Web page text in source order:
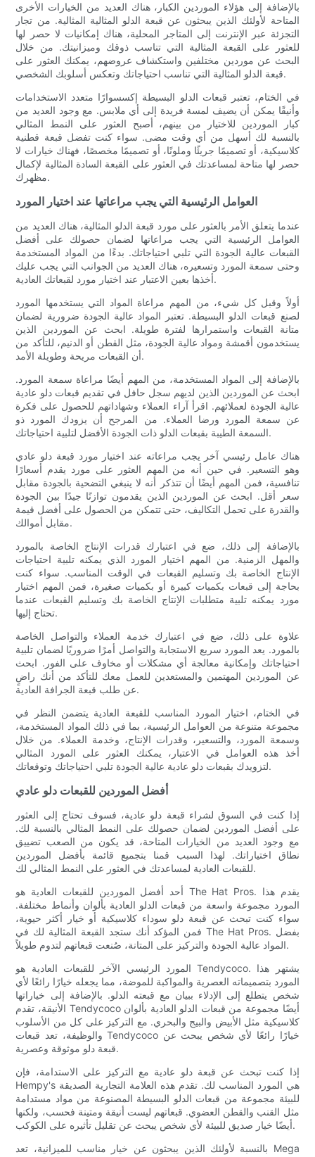
بالإضافة إلى هؤلاء الموردين الكبار، هناك العديد من الخيارات الأخرى
المتاحة لأولئك الذين يبحثون عن قبعة الدلو المثالية المثالية. من تجار
التجزئة عبر الإنترنت إلى المتاجر المحلية، هناك إمكانيات لا حصر لها
للعثور على القبعة المثالية التي تناسب ذوقك وميزانيتك. من خلال
البحث عن موردين مختلفين واستكشاف عروضهم، يمكنك العثور على
قبعة الدلو المثالية التي تناسب احتياجاتك وتعكس أسلوبك الشخصي.
في الختام، تعتبر قبعات الدلو البسيطة إكسسوارًا متعدد الاستخدامات
وأنيقًا يمكن أن يضيف لمسة فريدة إلى أي ملابس. مع وجود العديد من
كبار الموردين للاختيار من بينهم، أصبح العثور على النمط المثالي
بالنسبة لك أسهل من أي وقت مضى. سواء كنت تفضل قبعة قطنية
كلاسيكية، أو تصميمًا جريئًا وملونًا، أو تصميمًا مخصصًا، فهناك خيارات لا
حصر لها متاحة لمساعدتك في العثور على القبعة السادة المثالية لإكمال
مظهرك.
العوامل الرئيسية التي يجب مراعاتها عند اختيار المورد
عندما يتعلق الأمر بالعثور على مورد قبعة الدلو المثالية، هناك العديد من
العوامل الرئيسية التي يجب مراعاتها لضمان حصولك على أفضل
القبعات عالية الجودة التي تلبي احتياجاتك. بدءًا من المواد المستخدمة
وحتى سمعة المورد وتسعيره، هناك العديد من الجوانب التي يجب عليك
أخذها بعين الاعتبار عند اختيار مورد لقبعاتك العادية.
أولاً وقبل كل شيء، من المهم مراعاة المواد التي يستخدمها المورد
لصنع قبعات الدلو البسيطة. تعتبر المواد عالية الجودة ضرورية لضمان
متانة القبعات واستمرارها لفترة طويلة. ابحث عن الموردين الذين
يستخدمون أقمشة ومواد عالية الجودة، مثل القطن أو الدنيم، للتأكد من
أن القبعات مريحة وطويلة الأمد.
بالإضافة إلى المواد المستخدمة، من المهم أيضًا مراعاة سمعة المورد.
ابحث عن الموردين الذين لديهم سجل حافل في تقديم قبعات دلو عادية
عالية الجودة لعملائهم. اقرأ آراء العملاء وشهاداتهم للحصول على فكرة
عن سمعة المورد ورضا العملاء. من المرجح أن يزودك المورد ذو
السمعة الطيبة بقبعات الدلو ذات الجودة الأفضل لتلبية احتياجاتك.
هناك عامل رئيسي آخر يجب مراعاته عند اختيار مورد قبعة دلو عادي
وهو التسعير. في حين أنه من المهم العثور على مورد يقدم أسعارًا
تنافسية، فمن المهم أيضًا أن تتذكر أنه لا ينبغي التضحية بالجودة مقابل
سعر أقل. ابحث عن الموردين الذين يقدمون توازنًا جيدًا بين الجودة
والقدرة على تحمل التكاليف، حتى تتمكن من الحصول على أفضل قيمة
مقابل أموالك.
بالإضافة إلى ذلك، ضع في اعتبارك قدرات الإنتاج الخاصة بالمورد
والمهل الزمنية. من المهم اختيار المورد الذي يمكنه تلبية احتياجات
الإنتاج الخاصة بك وتسليم القبعات في الوقت المناسب. سواء كنت
بحاجة إلى قبعات بكميات كبيرة أو بكميات صغيرة، فمن المهم اختيار
مورد يمكنه تلبية متطلبات الإنتاج الخاصة بك وتسليم القبعات عندما
تحتاج إليها.
علاوة على ذلك، ضع في اعتبارك خدمة العملاء والتواصل الخاصة
بالمورد. يعد المورد سريع الاستجابة والتواصل أمرًا ضروريًا لضمان تلبية
احتياجاتك وإمكانية معالجة أي مشكلات أو مخاوف على الفور. ابحث
عن الموردين المهتمين والمستعدين للعمل معك للتأكد من أنك راضٍ
عن طلب قبعة الجرافة العادية.
في الختام، اختيار المورد المناسب للقبعة العادية يتضمن النظر في
مجموعة متنوعة من العوامل الرئيسية، بما في ذلك المواد المستخدمة،
وسمعة المورد، والتسعير، وقدرات الإنتاج، وخدمة العملاء. من خلال
أخذ هذه العوامل في الاعتبار، يمكنك العثور على المورد المثالي
لتزويدك بقبعات دلو عادية عالية الجودة تلبي احتياجاتك وتوقعاتك.
أفضل الموردين للقبعات دلو عادي
إذا كنت في السوق لشراء قبعة دلو عادية، فسوف تحتاج إلى العثور
على أفضل الموردين لضمان حصولك على النمط المثالي بالنسبة لك.
مع وجود العديد من الخيارات المتاحة، قد يكون من الصعب تضييق
نطاق اختياراتك. لهذا السبب قمنا بتجميع قائمة بأفضل الموردين
للقبعات العادية لمساعدتك في العثور على النمط المثالي لك.
أحد أفضل الموردين للقبعات العادية هو The Hat Pros. يقدم هذا
المورد مجموعة واسعة من قبعات الدلو العادية بألوان وأنماط مختلفة.
سواء كنت تبحث عن قبعة دلو سوداء كلاسيكية أو خيار أكثر حيوية،
فمن المؤكد أنك ستجد القبعة المثالية لك في The Hat Pros. بفضل
المواد عالية الجودة والتركيز على المتانة، صُنعت قبعاتهم لتدوم طويلاً.
المورد الرئيسي الآخر للقبعات العادية هو Tendycoco. يشتهر هذا
المورد بتصميماته العصرية والمواكبة للموضة، مما يجعله خيارًا رائعًا لأي
شخص يتطلع إلى الإدلاء ببيان مع قبعته الدلو. بالإضافة إلى خياراتها
الأنيقة، تقدم Tendycoco أيضًا مجموعة من قبعات الدلو العادية بألوان
كلاسيكية مثل الأبيض والبيج والبحري. مع التركيز على كل من الأسلوب
والوظيفة، تعد قبعات Tendycoco خيارًا رائعًا لأي شخص يبحث عن
قبعة دلو موثوقة وعصرية.
إذا كنت تبحث عن قبعة دلو عادية مع التركيز على الاستدامة، فإن
Hempy's هي المورد المناسب لك. تقدم هذه العلامة التجارية الصديقة
للبيئة مجموعة من قبعات الدلو البسيطة المصنوعة من مواد مستدامة
مثل القنب والقطن العضوي. قبعاتهم ليست أنيقة ومتينة فحسب، ولكنها
أيضًا خيار صديق للبيئة لأي شخص يبحث عن تقليل تأثيره على الكوكب.
بالنسبة لأولئك الذين يبحثون عن خيار مناسب للميزانية، تعد Mega